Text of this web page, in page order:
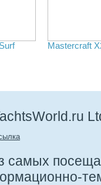
Mastercraft
самых